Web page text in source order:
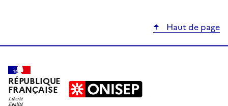
Haut de page
RÉPUBLIQUE
FRANÇAISE